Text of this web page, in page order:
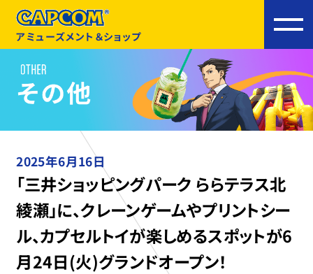
アミューズメント＆ショップ
2025年6月16日
「三井ショッピングパーク ららテラス北
綾瀬」に、クレーンゲームやプリントシー
ル、カプセルトイが楽しめるスポットが6
月24日(火)グランドオープン！